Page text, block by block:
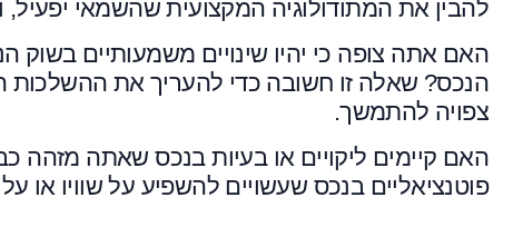
להבין את המתודולוגיה המקצועית שהשמאי
האם אתה צופה כי יהיו שינויים משמעותיים בשוק
הנכס? שאלה זו חשובה כדי להעריך את ההשלכות
צפויה להתמשך.
האם קיימים ליקויים או בעיות בנכס שאתה מזהה
פוטנציאליים בנכס שעשויים להשפיע על שוויו או